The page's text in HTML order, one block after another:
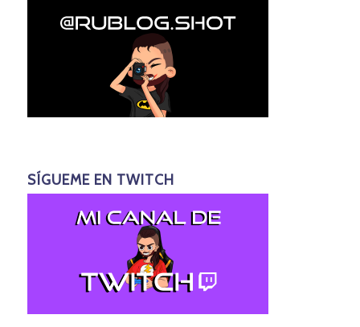
SÍGUEME EN TWITCH